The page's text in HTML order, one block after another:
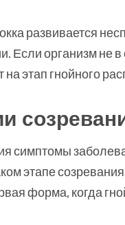
развивается
Если организм не
этап гнойного
симптомы
этапе
форма, когда